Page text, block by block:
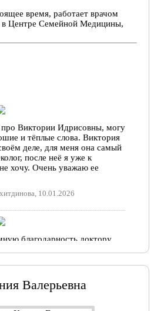
время, работает врачом
в Центре Семейной Медицины,
про Виктории Идрисовны, могу
и тёплые слова. Виктория
деле, для меня она самый
после неё я уже к
хочу. Очень уважаю ее
10.01.2026
благодарность доктору
на щитовидной
в онкологический
Валерьевна